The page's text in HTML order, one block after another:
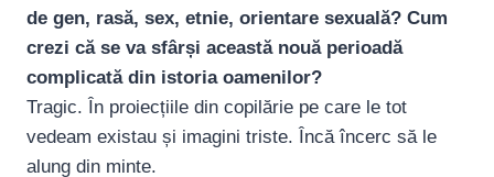
de gen, rasă, sex, etnie, orientare sexuală? Cum
crezi că se va sfârși această nouă perioadă
complicată din istoria oamenilor?
Tragic. În proiecțiile din copilărie pe care le tot
vedeam existau și imagini triste. Încă încerc să le
alung din minte.